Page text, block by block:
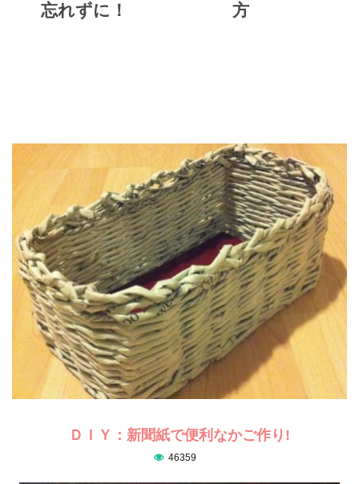
忘れずに！
方
ＤＩＹ：新聞紙で便利なかご作り!
46359